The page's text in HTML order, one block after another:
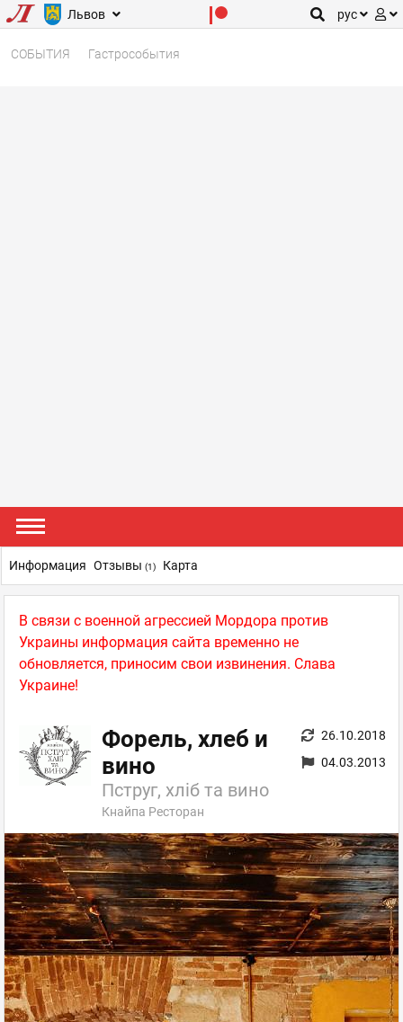
Львов рус
СОБЫТИЯ Гастрособытия
В связи с военной агрессией Мордора против
Украины информация сайта временно не
обновляется, приносим свои извинения. Слава
Украине!
Форель, хлеб и
вино
Пструг, хліб та вино
Кнайпа Ресторан
26.10.2018
04.03.2013
Информация Отзывы (1) Карта